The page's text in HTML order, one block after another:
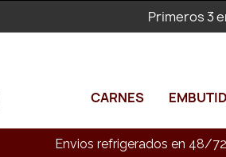
Primeros 3
CARNES
Envios refrigerados en 48/